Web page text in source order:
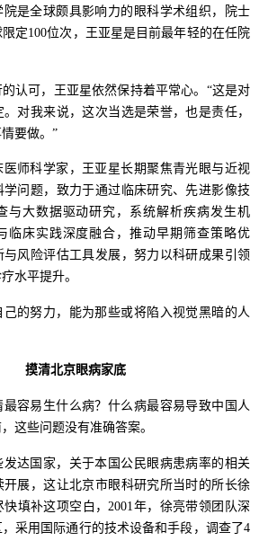
院是全球颇具影响力的眼科学术组织，院士
定100位次，王亚星是目前最年轻的在任院
认可，王亚星依然保持着平常心。“这是对
对我来说，这次当选是荣誉，也是责任，
要做。”
医师科学家，王亚星长期聚焦青光眼与近视
问题，致力于通过临床研究、先进影像技
与大数据驱动研究，系统解析疾病发生机
临床实践深度融合，推动早期筛查策略优
风险评估工具发展，努力以科研成果引领
水平提升。
己的努力，能为那些或将陷入视觉黑暗的人
摸清北京眼病家底
最容易生什么病？什么病最容易导致中国人
这些问题没有准确答案。
发达国家，关于本国公民眼病患病率的相关
开展，这让北京市眼科研究所当时的所长徐
填补这项空白，2001年，徐亮带领团队深
采用国际通行的技术设备和手段，调查了4